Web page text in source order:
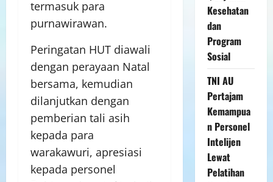
termasuk para
purnawirawan.
Peringatan HUT diawali
dengan perayaan Natal
bersama, kemudian
dilanjutkan dengan
pemberian tali asih
kepada para
warakawuri, apresiasi
kepada personel
Kesehatan
dan
Program
Sosial
TNI AU
Pertajam
Kemampua
n Personel
Intelijen
Lewat
Pelatihan